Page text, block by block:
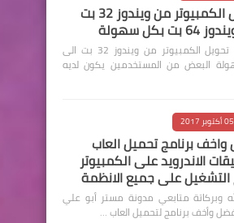
تحويل الكمبيوتر من ويندوز 32 بت
بكل سهولة
درس اليوم حول كيفية تحويل الكمبيوتر من ويندوز 32 بت الى
بكل سهولة البعض من المستخدمين يكون لديه
05 أكتوبر 2017
برنامج تحميل العاب
الاندرويد على الكمبيوتر
على جميع الانظمة
وبركاتة متابعي مدونة مستر أبو علي
وأخف برنامج لتحميل العاب …